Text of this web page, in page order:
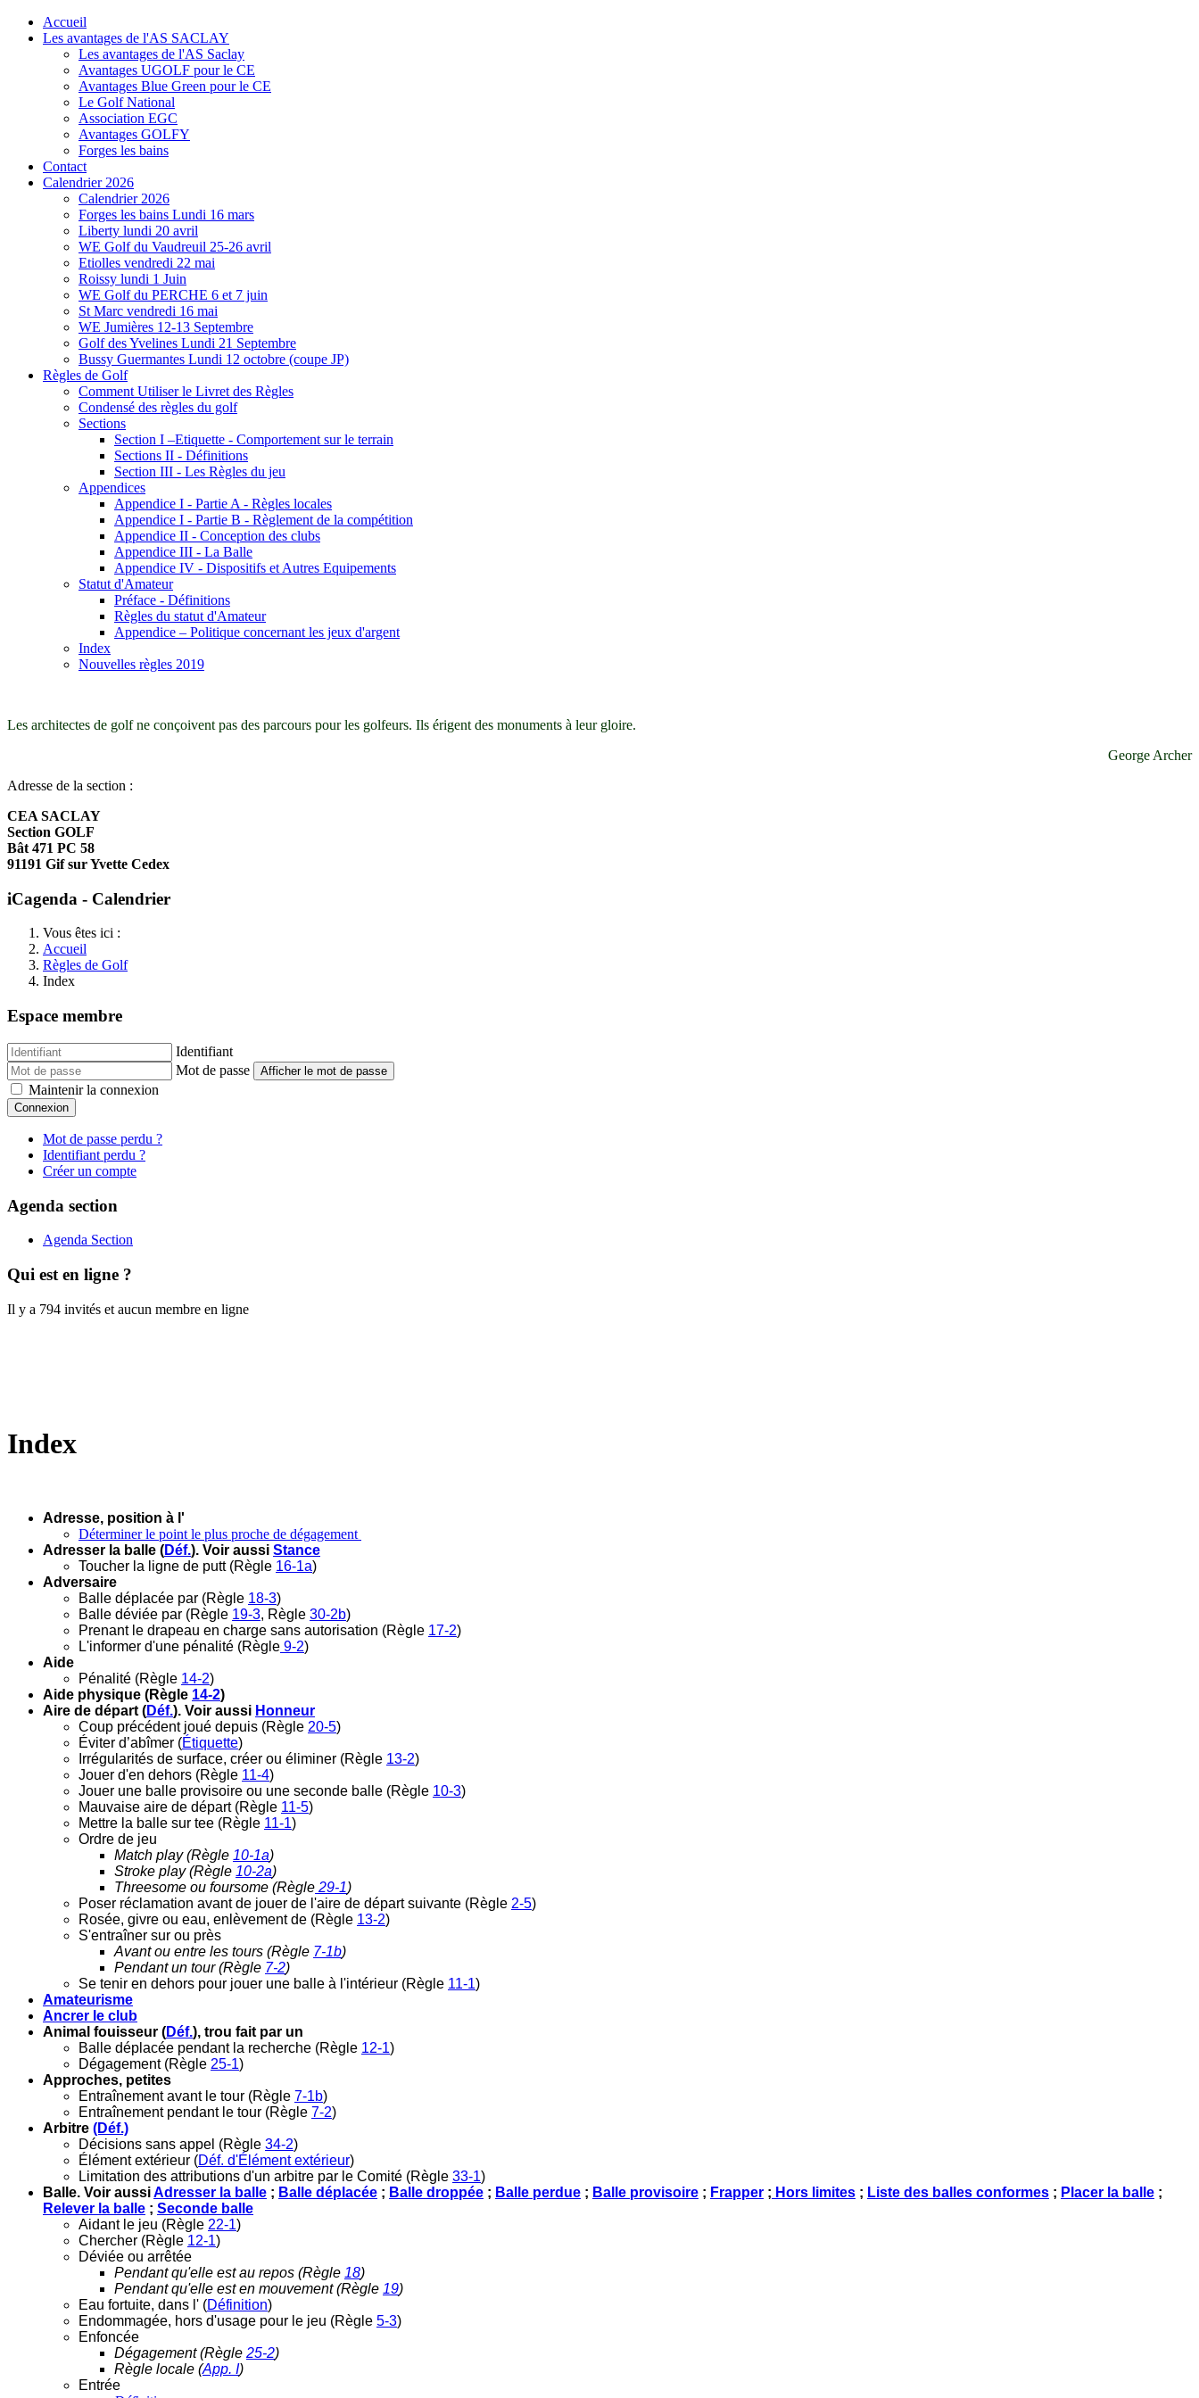
Accueil
Les avantages de l'AS SACLAY
Les avantages de l'AS Saclay
Avantages UGOLF pour le CE
Avantages Blue Green pour le CE
Le Golf National
Association EGC
Avantages GOLFY
Forges les bains
Contact
Calendrier 2026
Calendrier 2026
Forges les bains Lundi 16 mars
Liberty lundi 20 avril
WE Golf du Vaudreuil 25-26 avril
Etiolles vendredi 22 mai
Roissy lundi 1 Juin
WE Golf du PERCHE 6 et 7 juin
St Marc vendredi 16 mai
WE Jumières 12-13 Septembre
Golf des Yvelines Lundi 21 Septembre
Bussy Guermantes Lundi 12 octobre (coupe JP)
Règles de Golf
Comment Utiliser le Livret des Règles
Condensé des règles du golf
Sections
Section I –Etiquette - Comportement sur le terrain
Sections II - Définitions
Section III - Les Règles du jeu
Appendices
Appendice I - Partie A - Règles locales
Appendice I - Partie B - Règlement de la compétition
Appendice II - Conception des clubs
Appendice III - La Balle
Appendice IV - Dispositifs et Autres Equipements
Statut d'Amateur
Préface - Définitions
Règles du statut d'Amateur
Appendice – Politique concernant les jeux d'argent
Index
Nouvelles règles 2019
Les architectes de golf ne conçoivent pas des parcours pour les golfeurs. Ils érigent des monuments à leur gloire.
George Archer
Adresse de la section :
CEA SACLAY
Section GOLF
Bât 471 PC 58
91191 Gif sur Yvette Cedex
iCagenda - Calendrier
Vous êtes ici :
Accueil
Règles de Golf
Index
Espace membre
Identifiant
Mot de passe
Afficher le mot de passe
Maintenir la connexion
Connexion
Mot de passe perdu ?
Identifiant perdu ?
Créer un compte
Agenda section
Agenda Section
Qui est en ligne ?
Il y a 794 invités et aucun membre en ligne
Index
Adresse, position à l'
Déterminer le point le plus proche de dégagement
Adresser la balle (Déf.). Voir aussi Stance
Toucher la ligne de putt (Règle 16-1a)
Adversaire
Balle déplacée par (Règle 18-3)
Balle déviée par (Règle 19-3, Règle 30-2b)
Prenant le drapeau en charge sans autorisation (Règle 17-2)
L'informer d'une pénalité (Règle 9-2)
Aide
Pénalité (Règle 14-2)
Aide physique (Règle 14-2)
Aire de départ (Déf.). Voir aussi Honneur
Coup précédent joué depuis (Règle 20-5)
Éviter d’abîmer (Étiquette)
Irrégularités de surface, créer ou éliminer (Règle 13-2)
Jouer d'en dehors (Règle 11-4)
Jouer une balle provisoire ou une seconde balle (Règle 10-3)
Mauvaise aire de départ (Règle 11-5)
Mettre la balle sur tee (Règle 11-1)
Ordre de jeu
Match play (Règle 10-1a)
Stroke play (Règle 10-2a)
Threesome ou foursome (Règle 29-1)
Poser réclamation avant de jouer de l'aire de départ suivante (Règle 2-5)
Rosée, givre ou eau, enlèvement de (Règle 13-2)
S'entraîner sur ou près
Avant ou entre les tours (Règle 7-1b)
Pendant un tour (Règle 7-2)
Se tenir en dehors pour jouer une balle à l'intérieur (Règle 11-1)
Amateurisme
Ancrer le club
Animal fouisseur (Déf.), trou fait par un
Balle déplacée pendant la recherche (Règle 12-1)
Dégagement (Règle 25-1)
Approches, petites
Entraînement avant le tour (Règle 7-1b)
Entraînement pendant le tour (Règle 7-2)
Arbitre (Déf.)
Décisions sans appel (Règle 34-2)
Élément extérieur (Déf. d'Élément extérieur)
Limitation des attributions d'un arbitre par le Comité (Règle 33-1)
Balle. Voir aussiAdresser la balle ; Balle déplacée ; Balle droppée ; Balle perdue ; Balle provisoire ; Frapper ; Hors limites ; Liste des balles conformes ; Placer la balle ;
Relever la balle ; Seconde balle
Aidant le jeu (Règle 22-1)
Chercher (Règle 12-1)
Déviée ou arrêtée
Pendant qu'elle est au repos (Règle 18)
Pendant qu'elle est en mouvement (Règle 19)
Eau fortuite, dans l' (Définition)
Endommagée, hors d'usage pour le jeu (Règle 5-3)
Enfoncée
Dégagement (Règle 25-2)
Règle locale (App. I)
Entrée